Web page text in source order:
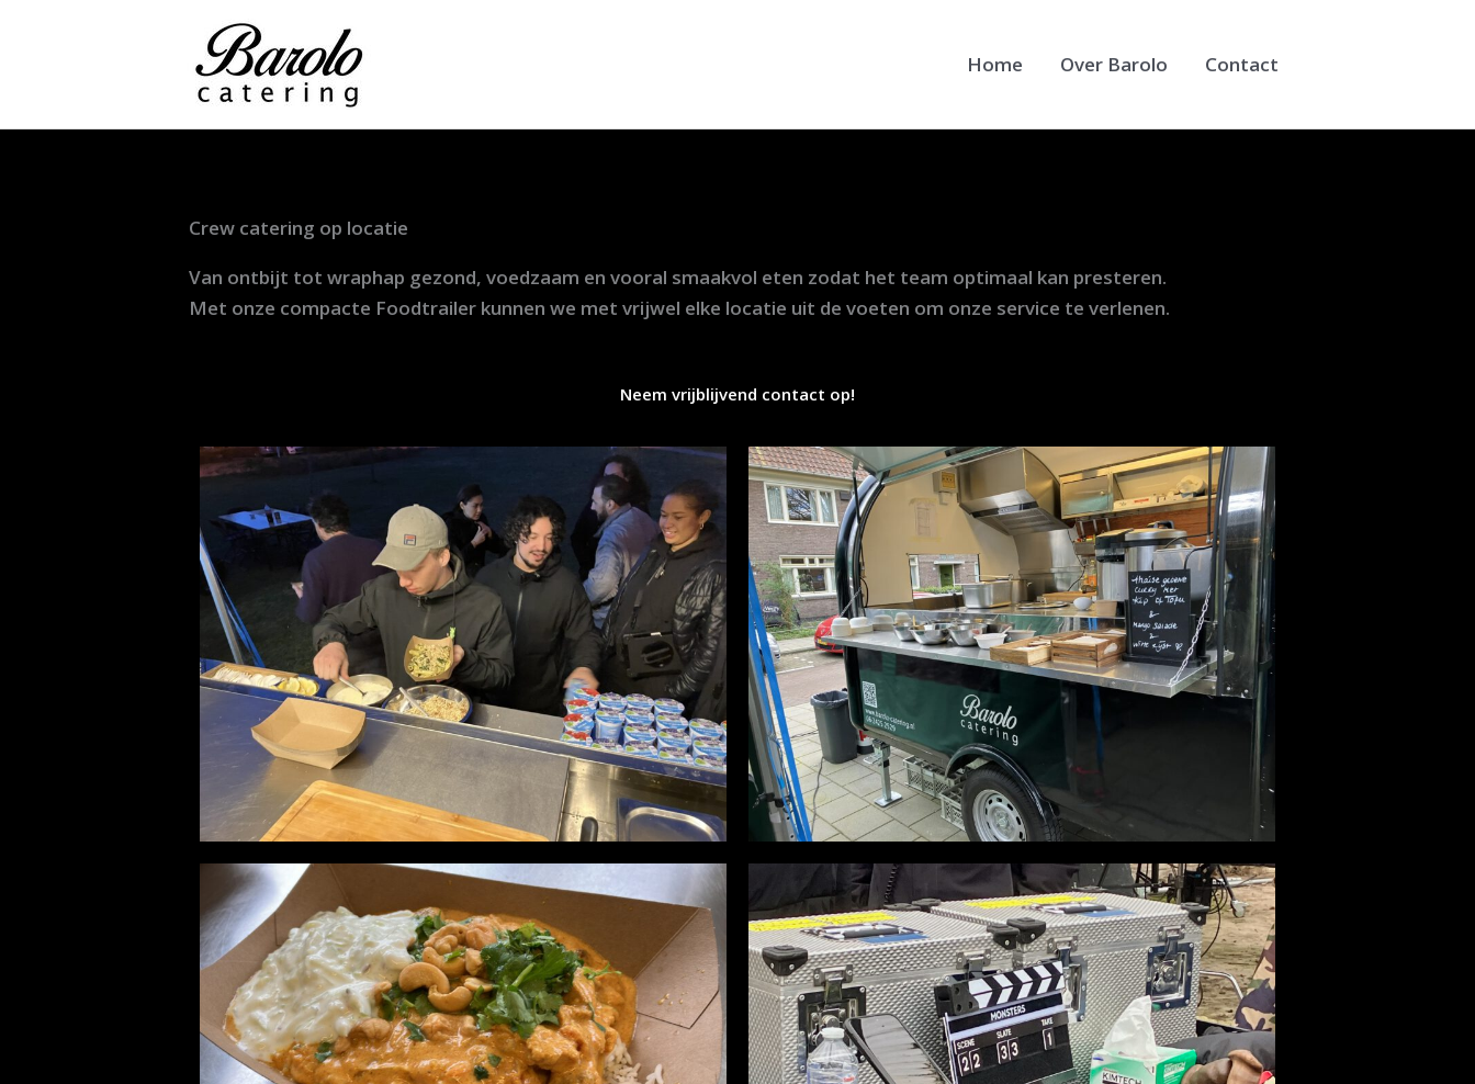
Home Over Barolo Contact
Crew catering op locatie
Van ontbijt tot wraphap gezond, voedzaam en vooral smaakvol eten zodat het team optimaal kan presteren.
Met onze compacte Foodtrailer kunnen we met vrijwel elke locatie uit de voeten om onze service te verlenen.
Neem vrijblijvend contact op!